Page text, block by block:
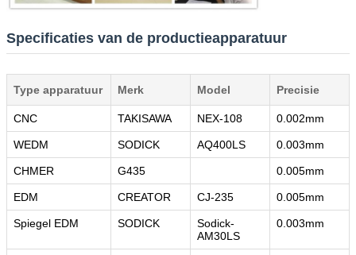
VERZENDEN
Specificaties van de productieapparatuur
Type apparatuur Merk Model Precisie
CNC TAKISAWA NEX-108 0.002mm
WEDM SODICK AQ400LS 0.003mm
CHMER G435 0.005mm
EDM CREATOR CJ-235 0.005mm
Spiegel EDM SODICK
Sodick-
AM30LS
0.003mm